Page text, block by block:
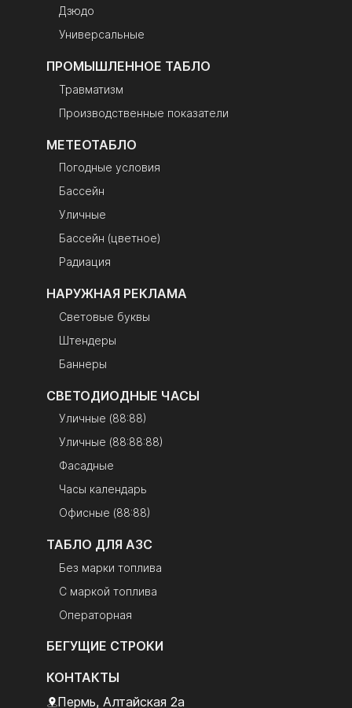
Дзюдо
Универсальные
ПРОМЫШЛЕННОЕ ТАБЛО
Травматизм
Производственные показатели
МЕТЕОТАБЛО
Погодные условия
Бассейн
Уличные
Бассейн (цветное)
Радиация
НАРУЖНАЯ РЕКЛАМА
Световые буквы
Штендеры
Баннеры
СВЕТОДИОДНЫЕ ЧАСЫ
Уличные (88:88)
Уличные (88:88:88)
Фасадные
Часы календарь
Офисные (88:88)
ТАБЛО ДЛЯ АЗС
Без марки топлива
С маркой топлива
Операторная
БЕГУЩИЕ СТРОКИ
КОНТАКТЫ
Пермь, Алтайская 2а